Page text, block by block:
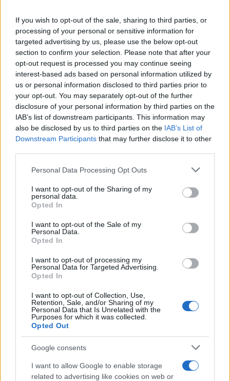
If you wish to opt-out of the sale, sharing to third parties, or
processing of your personal or sensitive information for
targeted advertising by us, please use the below opt-out
section to confirm your selection. Please note that after your
opt-out request is processed you may continue seeing
interest-based ads based on personal information utilized by
us or personal information disclosed to third parties prior to
your opt-out. You may separately opt-out of the further
disclosure of your personal information by third parties on the
IAB’s list of downstream participants. This information may
also be disclosed by us to third parties on the IAB’s List of
Downstream Participants that may further disclose it to other
Please note that this website/app uses one or more Google
not limited to your visit or usage behaviour. You may click to
grant or deny consent to Google and its third-party tags to
use your data for below specified purposes in below Google
consent section.
Personal Data Processing Opt Outs
I want to opt-out of the Sharing of my
personal data.
Opted In
I want to opt-out of the Sale of my
Personal Data.
Opted In
I want to opt-out of processing my
Personal Data for Targeted Advertising.
Opted In
I want to opt-out of Collection, Use,
Retention, Sale, and/or Sharing of my
Personal Data that Is Unrelated with the
Purposes for which it was collected.
Opted Out
Google consents
I want to allow Google to enable storage
related to advertising like cookies on web or
Continua a leggere
NEWS
Don Antonio Mazzi: l’ultimo saluto a Milano tra
emozioni e canti
NEWS